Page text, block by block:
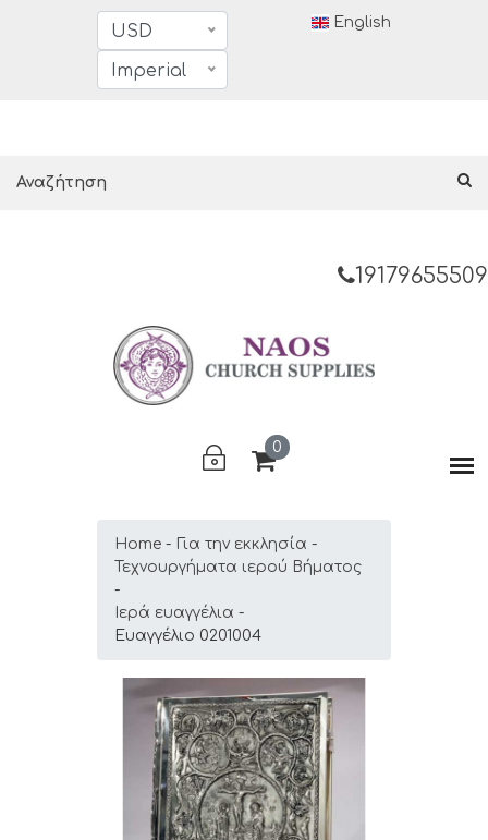
USD
Imperial
English
19179655509
0
Home
Για την εκκλησία
Τεχνουργήματα ιερού Βήματος
Ιερά ευαγγέλια
Ευαγγέλιο 0201004